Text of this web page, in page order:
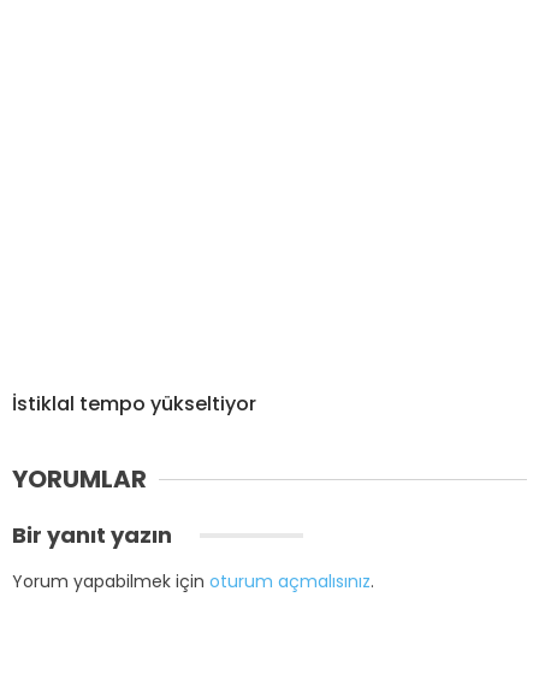
İstiklal tempo yükseltiyor
YORUMLAR
Bir yanıt yazın
Yorum yapabilmek için oturum açmalısınız.